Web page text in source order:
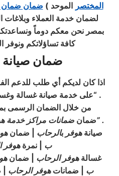
المختصر الموحد ) ضمان ضمان
لضمان خدمة العملاء وبلاغات
بمصر نحن معكم دوماً
كافة تساؤلاتكم ونوفر
ضمان صيانة
اذا كان لديكم أي طلب للدعم
. “على خدمة صيانة غسالة
من خلال الضمان
ضمان ضمانات مراكز خدمة
” .
صيانة هوفر بالرحاب | ضمان
ب | نمرة هوفر
غسالة هوفر الرحاب | ضمان
ب | ضمانات هوفر الرحاب